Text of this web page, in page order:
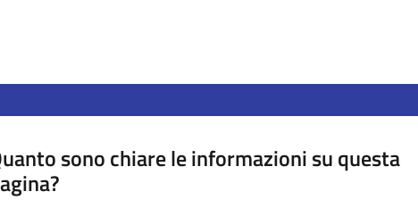
sono chiare le informazioni su questa